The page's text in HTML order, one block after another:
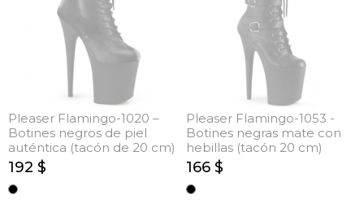
Pleaser Flamingo-1020 –
Botines negros de piel
auténtica (tacón de 20 cm)
192 $
Pleaser Flamingo-1053 -
Botines negras mate con
hebillas (tacón 20 cm)
166 $